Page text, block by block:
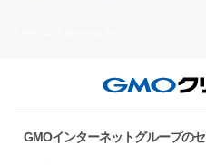
GMOインターネットグループの